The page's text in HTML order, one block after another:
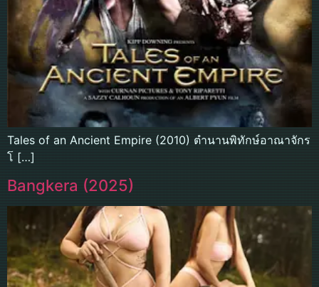
Tales of an Ancient Empire (2010) ตำนานพิทักษ์อาณาจักร
โ […]
Bangkera (2025)